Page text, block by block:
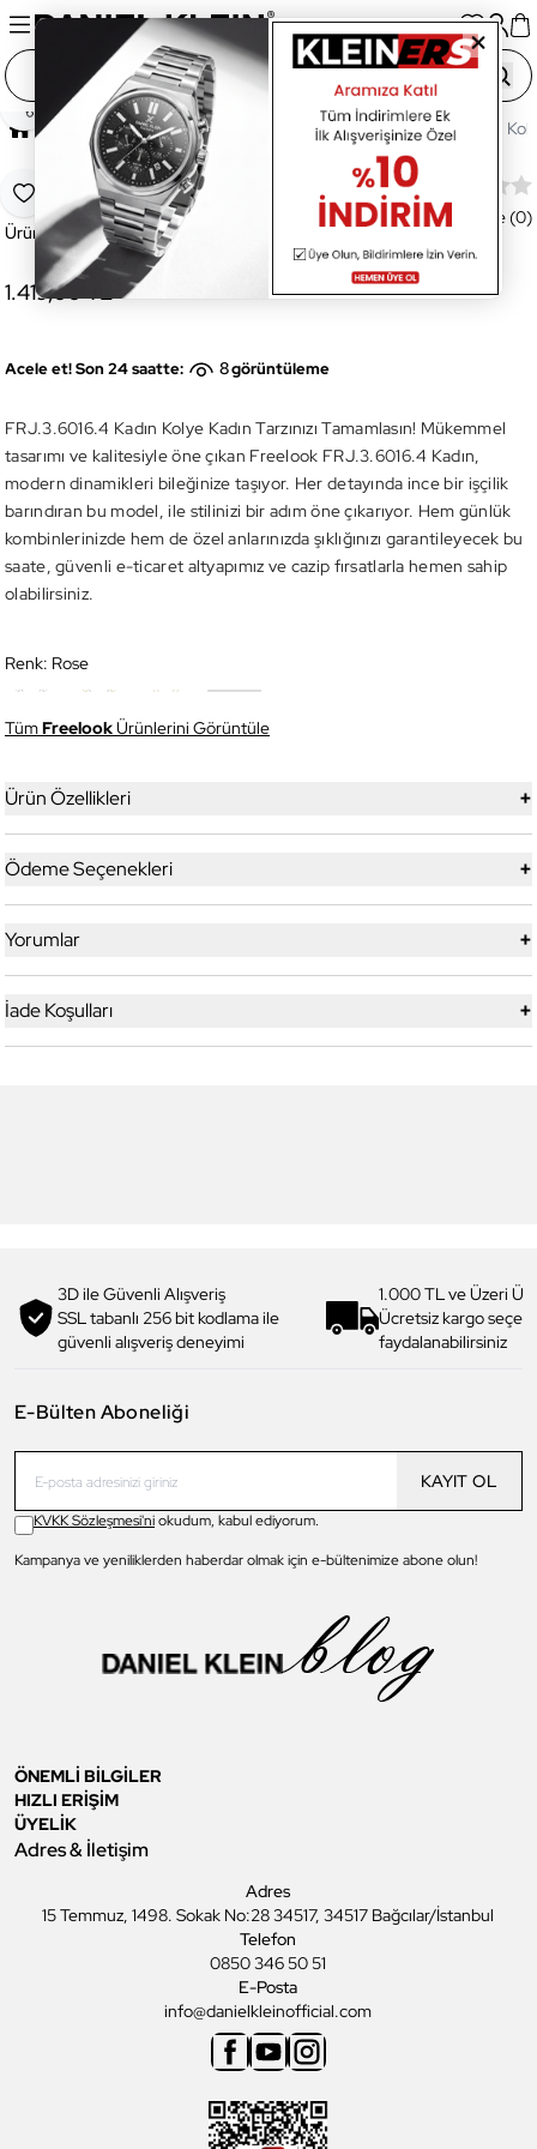
Ana Sayfa Aksesuar FRJ.3.6016.4 Kadın
Favoriye Ekle
Paylaş
FRJ.3.6016.4 Kadın Kolye
Ürün Kodu:FRJ.3.6016.4
Değerlendirme (0)
1.419,00 TL
Acele et! Son 24 saatte: 8görüntüleme
FRJ.3.6016.4 Kadın Kolye Kadın Tarzınızı Tamamlasın! Mükemmel
tasarımı ve kalitesiyle öne çıkan Freelook FRJ.3.6016.4 Kadın,
modern dinamikleri bileğinize taşıyor. Her detayında ince bir işçilik
barındıran bu model, ile stilinizi bir adım öne çıkarıyor. Hem günlük
kombinlerinizde hem de özel anlarınızda şıklığınızı garantileyecek bu
saate, güvenli e-ticaret altyapımız ve cazip fırsatlarla hemen sahip
olabilirsiniz.
Renk: Rose
TümFreelookÜrünlerini Görüntüle
Ürün Özellikleri +
Ödeme Seçenekleri +
Yorumlar +
İade Koşulları +
3D ile Güvenli Alışveriş
SSL tabanlı 256 bit kodlama ile
güvenli alışveriş deneyimi
1.000 TL ve Üzeri
Ücretsiz kargo
faydalanabilirsiniz
E-Bülten Aboneliği
KAYIT OL
KVKK Sözleşmesi'niokudum, kabul ediyorum.
Kampanya ve yeniliklerden haberdar olmak için e-bültenimize abone olun!
ÖNEMLİ BİLGİLER
HIZLI ERİŞİM
ÜYELİK
Adres & İletişim
Adres
15 Temmuz, 1498. Sokak No:28 34517, 34517 Bağcılar/İstanbul
Telefon
0850 346 50 51
E-Posta
info@danielkleinofficial.com
Facebook
YoutubeInstagram